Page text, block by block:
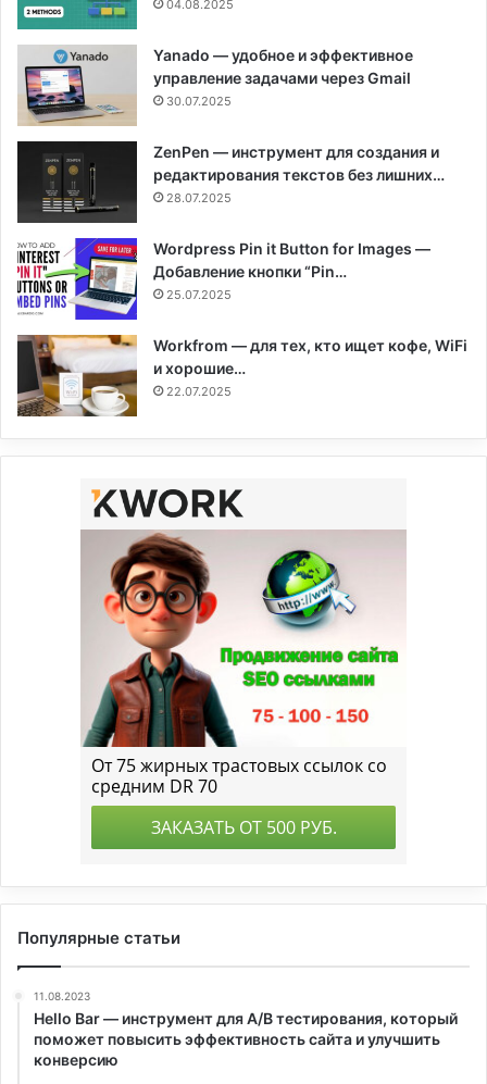
04.08.2025
Yanado — удобное и эффективное
управление задачами через Gmail
30.07.2025
ZenPen — инструмент для создания и
редактирования текстов без лишних…
28.07.2025
Wordpress Pin it Button for Images —
Добавление кнопки “Pin…
25.07.2025
Workfrom — для тех, кто ищет кофе, WiFi
и хорошие…
22.07.2025
Популярные статьи
11.08.2023
Hello Bar — инструмент для A/B тестирования, который
поможет повысить эффективность сайта и улучшить
конверсию